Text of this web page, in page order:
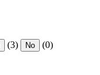
(3) No (0)